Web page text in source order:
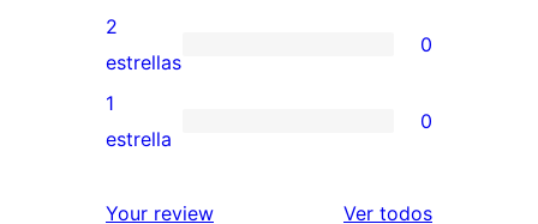
4
estrellas
valoración
de
3
estrellas
0
valoraciones
de
estrellas
2
estrellas
0
0
de
1
estrella
0
Your review Ver todoslos